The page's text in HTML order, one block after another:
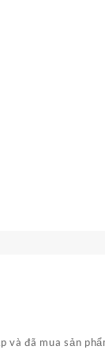
và đã mua sản